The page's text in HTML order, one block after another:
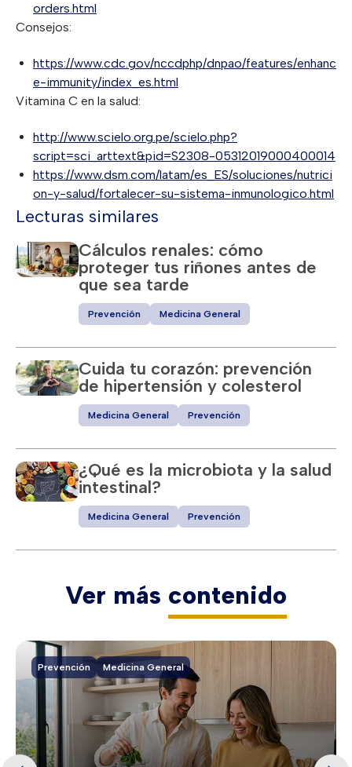
orders.html
Consejos:
https://www.cdc.gov/nccdphp/dnpao/features/enhanc
e-immunity/index_es.html
Vitamina C en la salud:
http://www.scielo.org.pe/scielo.php?
script=sci_arttext&pid=S2308-05312019000400014
https://www.dsm.com/latam/es_ES/soluciones/nutrici
on-y-salud/fortalecer-su-sistema-inmunologico.html
Lecturas similares
Cálculos renales: cómo
proteger tus riñones antes de
que sea tarde
Prevención Medicina General
Cuida tu corazón: prevención
de hipertensión y colesterol
Medicina General Prevención
¿Qué es la microbiota y la salud
intestinal?
Medicina General Prevención
Ver más contenido
Prevención Medicina General